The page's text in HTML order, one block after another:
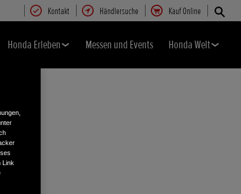
Kontakt Händlersuche Kauf Online
Honda Erleben Messen und Events Honda Welt
Link